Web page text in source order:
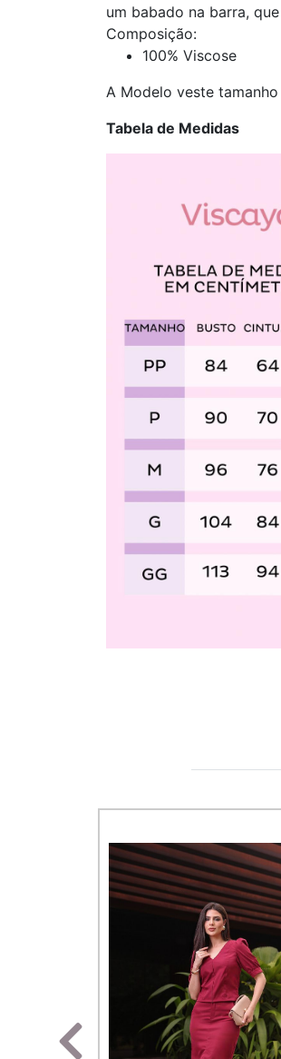
um babado na barra,
Composição:
100% Viscose
A Modelo veste
Tabela de Medidas